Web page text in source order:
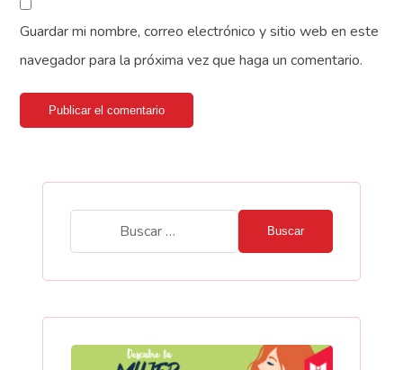
Guardar mi nombre, correo electrónico y sitio web en este
navegador para la próxima vez que haga un comentario.
Publicar el comentario
Buscar